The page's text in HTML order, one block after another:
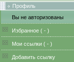
Профиль
Вы не авторизованы
Избранное ( - )
Мои ссылки ( - )
Добавить ссылку